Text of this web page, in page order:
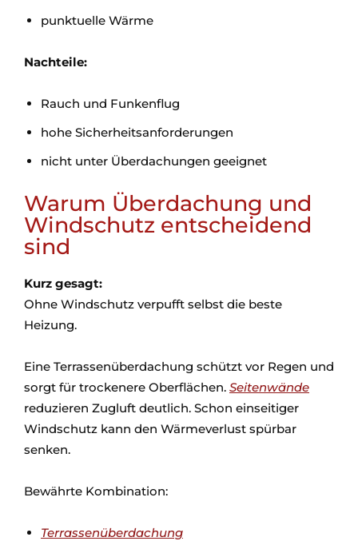
punktuelle Wärme
Nachteile:
Rauch und Funkenflug
hohe Sicherheitsanforderungen
nicht unter Überdachungen geeignet
Warum Überdachung und
Windschutz entscheidend
sind
Kurz gesagt:
Ohne Windschutz verpufft selbst die beste
Heizung.
Eine Terrassenüberdachung schützt vor Regen und
sorgt für trockenere Oberflächen. Seitenwände
reduzieren Zugluft deutlich. Schon einseitiger
Windschutz kann den Wärmeverlust spürbar
senken.
Bewährte Kombination:
Terrassenüberdachung